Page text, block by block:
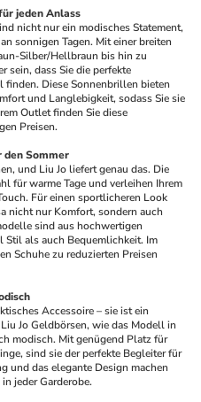
jeden Anlass
nicht nur ein modisches Statement,
sonnigen Tagen. Mit einer breiten
Silber/Hellbraun bis hin zu
sein, dass Sie die perfekte
Diese Sonnenbrillen bieten
und Langlebigkeit, sodass Sie sie
Outlet finden Sie diese
Preisen.
den Sommer
und Liu Jo liefert genau das. Die
für warme Tage und verleihen Ihrem
Für einen sportlicheren Look
nicht nur Komfort, sondern auch
sind aus hochwertigen
als auch Bequemlichkeit. Im
Schuhe zu reduzierten Preisen
Accessoire – sie ist ein
Jo Geldbörsen, wie das Modell in
modisch. Mit genügend Platz für
sind sie der perfekte Begleiter für
und das elegante Design machen
jeder Garderobe.